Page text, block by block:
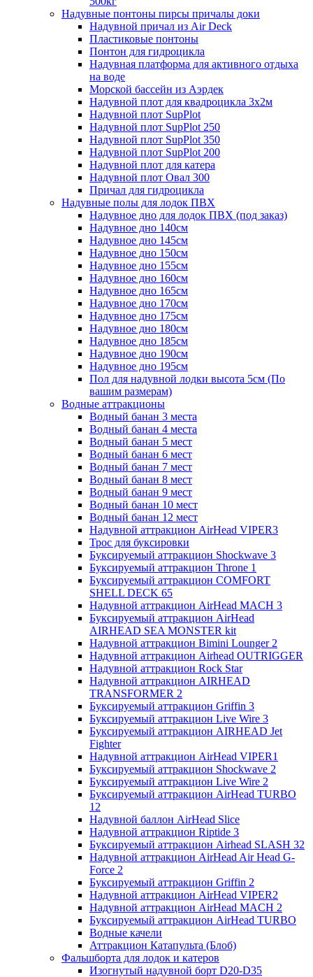
Надувные понтоны пирсы причалы доки
Надувной причал из Air Deck
Пластиковые понтоны
Понтон для гидроцикла
Надувная платформа для активного отдыха
на воде
Морской бассейн из Аэрдек
Надувной плот для квадроцикла 3х2м
Надувной плот SupPlot
Надувной плот SupPlot 250
Надувной плот SupPlot 350
Надувной плот SupPlot 200
Надувной плот для катера
Надувной плот Овал 300
Причал для гидроцикла
Надувные полы для лодок ПВХ
Надувное дно для лодок ПВХ (под заказ)
Надувное дно 140см
Надувное дно 145см
Надувное дно 150см
Надувное дно 155см
Надувное дно 160см
Надувное дно 165см
Надувное дно 170см
Надувное дно 175см
Надувное дно 180см
Надувное дно 185см
Надувное дно 190см
Надувное дно 195см
Пол для надувной лодки высота 5см (По
вашим размерам)
Водные аттракционы
Водный банан 3 места
Водный банан 4 места
Водный банан 5 мест
Водный банан 6 мест
Водный банан 7 мест
Водный банан 8 мест
Водный банан 9 мест
Водный банан 10 мест
Водный банан 12 мест
Надувной аттракцион AirHead VIPER3
Трос для буксировки
Буксируемый аттракцион Shockwave 3
Буксируемый аттракцион Throne 1
Буксируемый аттракцион COMFORT
SHELL DECK 65
Надувной аттракцион AirHead MACH 3
Буксируемый аттракцион AirHead
AIRHEAD SEA MONSTER kit
Надувной аттракцион Bimini Lounger 2
Надувной аттракцион Airhead OUTRIGGER
Надувной аттракцион Rock Star
Надувной аттракцион AIRHEAD
TRANSFORMER 2
Буксируемый аттракцион Griffin 3
Буксируемый аттракцион Live Wire 3
Буксируемый аттракцион AIRHEAD Jet
Fighter
Надувной аттракцион AirHead VIPER1
Буксируемый аттракцион Shockwave 2
Буксируемый аттракцион Live Wire 2
Буксируемый аттракцион AirHead TURBO
12
Надувной баллон AirHead Slice
Надувной аттракцион Riptide 3
Буксируемый аттракцион Airhead SLASH 32
Надувной аттракцион AirHead Air Head G-
Force 2
Буксируемый аттракцион Griffin 2
Надувной аттракцион AirHead VIPER2
Надувной аттракцион AirHead MACH 2
Буксируемый аттракцион AirHead TURBO
Водные качели
Аттракцион Катапульта (Блоб)
Фальшборта для лодок и катеров
Изогнутый надувной борт D20-D35